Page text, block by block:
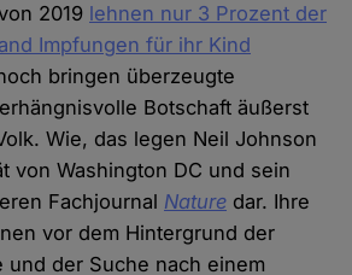
2019 lehnen nur 3 Prozent der
Impfungen für ihr Kind
bringen überzeugte
Botschaft äußerst
Wie, das legen Neil Johnson
von Washington DC und sein
Fachjournal Nature dar. Ihre
vor dem Hintergrund der
und der Suche nach einem